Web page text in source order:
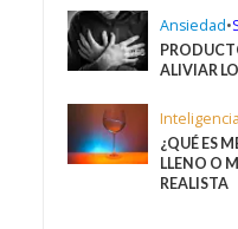
Ansiedad•
ALIVIAR
¿QUÉ ES
LLENO O
REALISTA